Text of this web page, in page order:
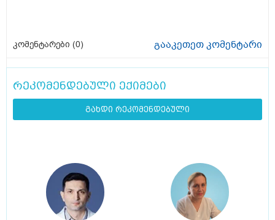
კომენტარები (0) გააკეთეთ კომენტარი
რეკომენდებული ექიმები
გახდი რეკომენდებული